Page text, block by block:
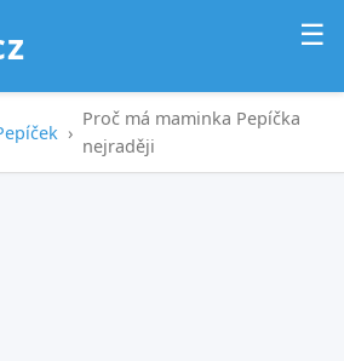
☰
›
Proč má maminka Pepíčka
nejraději